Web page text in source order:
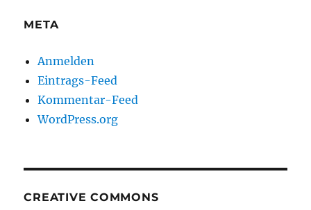
META
Anmelden
Eintrags-Feed
Kommentar-Feed
WordPress.org
CREATIVE COMMONS